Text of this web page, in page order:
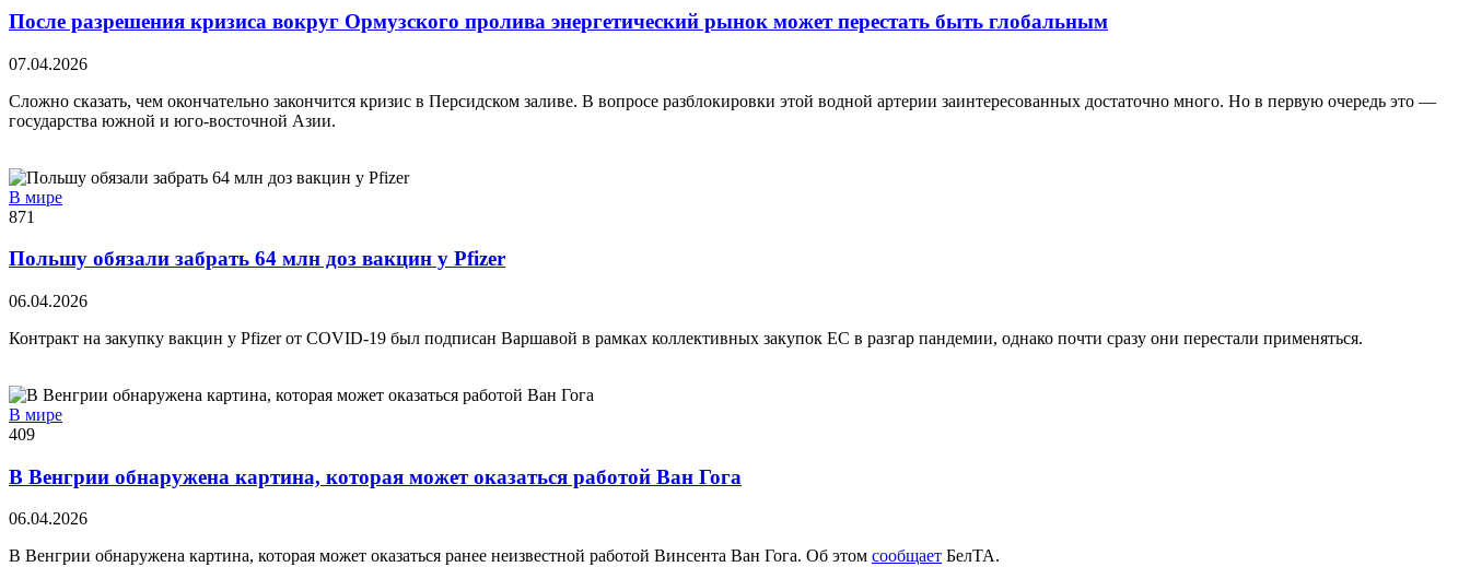
После разрешения кризиса вокруг Ормузского пролива энергетический рынок может перестать быть глобальным
07.04.2026
Сложно сказать, чем окончательно закончится кризис в Персидском заливе. В вопросе разблокировки этой водной артерии заинтересованных достаточно много. Но в первую очередь это —
государства южной и юго-восточной Азии.
В мире
871
Польшу обязали забрать 64 млн доз вакцин у Pfizer
06.04.2026
Контракт на закупку вакцин у Pfizer от COVID-19 был подписан Варшавой в рамках коллективных закупок ЕС в разгар пандемии, однако почти сразу они перестали применяться.
В мире
409
В Венгрии обнаружена картина, которая может оказаться работой Ван Гога
06.04.2026
В Венгрии обнаружена картина, которая может оказаться ранее неизвестной работой Винсента Ван Гога. Об этом сообщает БелТА.